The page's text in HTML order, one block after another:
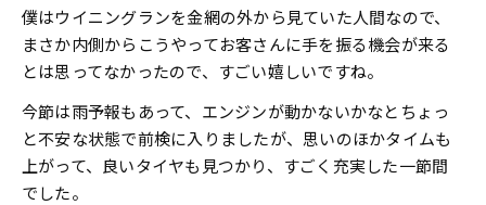
僕はウイニングランを金網の外から見ていた人間なので、
まさか内側からこうやってお客さんに手を振る機会が来る
とは思ってなかったので、すごい嬉しいですね。
今節は雨予報もあって、エンジンが動かないかなとちょっ
と不安な状態で前検に入りましたが、思いのほかタイムも
上がって、良いタイヤも見つかり、すごく充実した一節間
でした。